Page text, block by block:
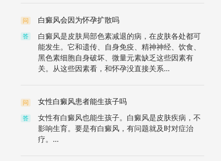
问 白癜风会因为怀孕扩散吗
答
白癜风是皮肤局部色素减退的病，在皮肤各处都可
能发生。它和遗传、自身免疫、精神神经、饮食、
黑色素细胞自身破坏、微量元素缺乏这些因素有
关。从这些因素看，和怀孕没直接关系...
问 女性白癜风患者能生孩子吗
答
女性有白癜风也能生孩子。白癜风是皮肤疾病，不
影响生育。要是有白癜风，有问题就及时对症治
疗。...